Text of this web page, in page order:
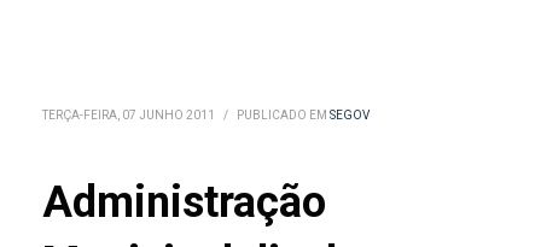
TERÇA-FEIRA, 07 JUNHO 2011 / PUBLICADO EM SEGOV
Administração